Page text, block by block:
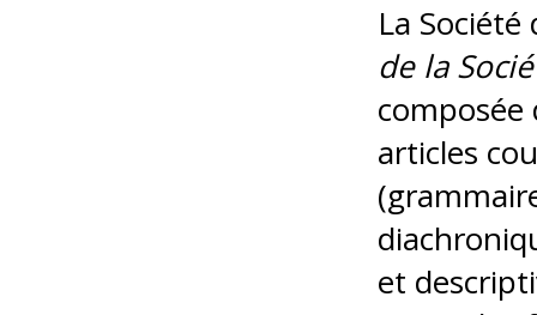
La
de la
articles
et